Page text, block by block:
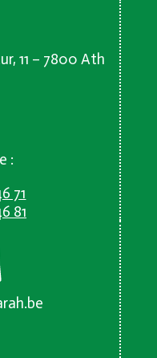
11 – 7800 Ath
:
71
81